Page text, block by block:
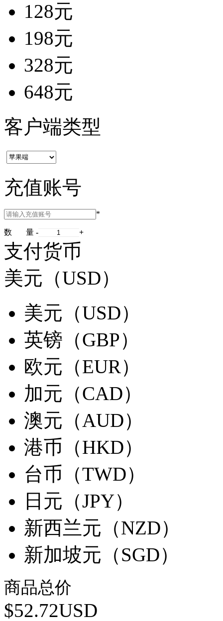
128元
198元
328元
648元
客户端类型
充值账号
*
数 量 - +
支付货币
美元（USD）
美元（USD）
英镑（GBP）
欧元（EUR）
加元（CAD）
澳元（AUD）
港币（HKD）
台币（TWD）
日元（JPY）
新西兰元（NZD）
新加坡元（SGD）
商品总价
$52.72USD